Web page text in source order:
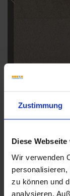
Zustimmung
Diese
Wir verwenden
zu können und
analysieren.
Previous
Weitere Serien